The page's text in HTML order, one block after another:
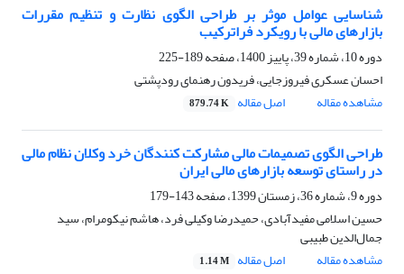
شناسایی عوامل موثر بر طراحی الگوی نظارت و تنظیم مقررات
بازارهای مالی با رویکرد فراترکیب
دوره 10، شماره 39، پاییز 1400، صفحه
189-225
احسان عسکری فیروزجایی، فریدون رهنمای رودپشتی
مشاهده مقاله
اصل مقاله 879.74 K
طراحی الگوی تصمیمات مالی مشارکت کنندگان خرد وکلان نظام مالی
در راستای توسعه‌ بازارهای مالی ایران
دوره 9، شماره 36، زمستان 1399، صفحه
143-179
حسین اسلامی مفیدآبادی، حمیدرضا وکیلی فرد، هاشم نیکومرام، سید
جمال‌الدین طبیبی
مشاهده مقاله
اصل مقاله 1.14 M